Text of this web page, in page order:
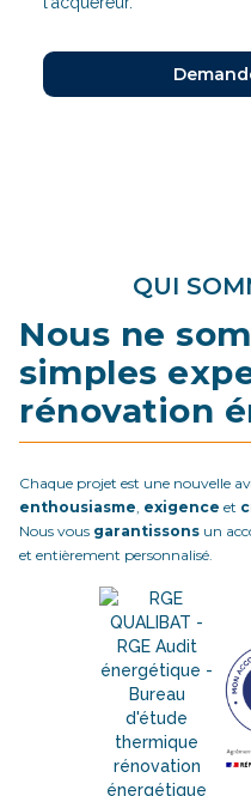
QUI
Nous ne
simples
rénovation
Chaque projet est une nouvelle
enthousiasme exigence et
Nous vous garantissons un
et entièrement personnalisé.